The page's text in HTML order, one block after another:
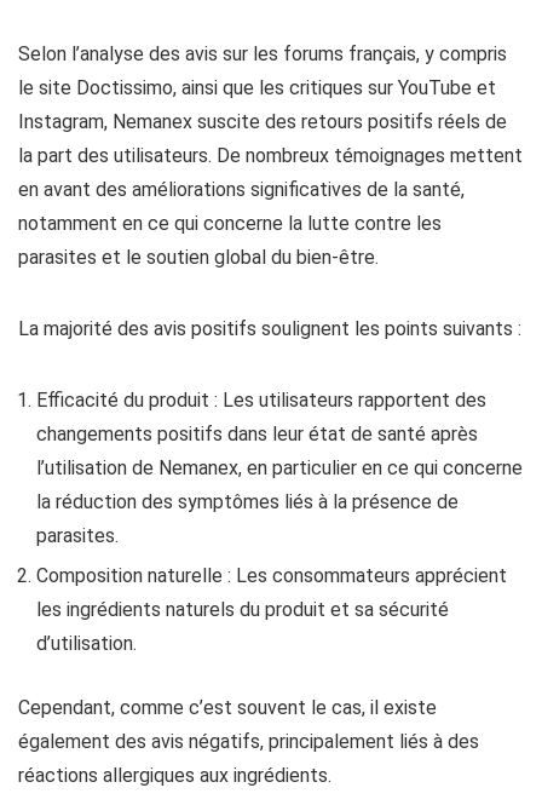
Selon l’analyse des avis sur les forums français, y compris
le site Doctissimo, ainsi que les critiques sur YouTube et
Instagram, Nemanex suscite des retours positifs réels de
la part des utilisateurs. De nombreux témoignages mettent
en avant des améliorations significatives de la santé,
notamment en ce qui concerne la lutte contre les
parasites et le soutien global du bien-être.
La majorité des avis positifs soulignent les points suivants :
Efficacité du produit : Les utilisateurs rapportent des
changements positifs dans leur état de santé après
l’utilisation de Nemanex, en particulier en ce qui concerne
la réduction des symptômes liés à la présence de
parasites.
Composition naturelle : Les consommateurs apprécient
les ingrédients naturels du produit et sa sécurité
d’utilisation.
Cependant, comme c’est souvent le cas, il existe
également des avis négatifs, principalement liés à des
réactions allergiques aux ingrédients.